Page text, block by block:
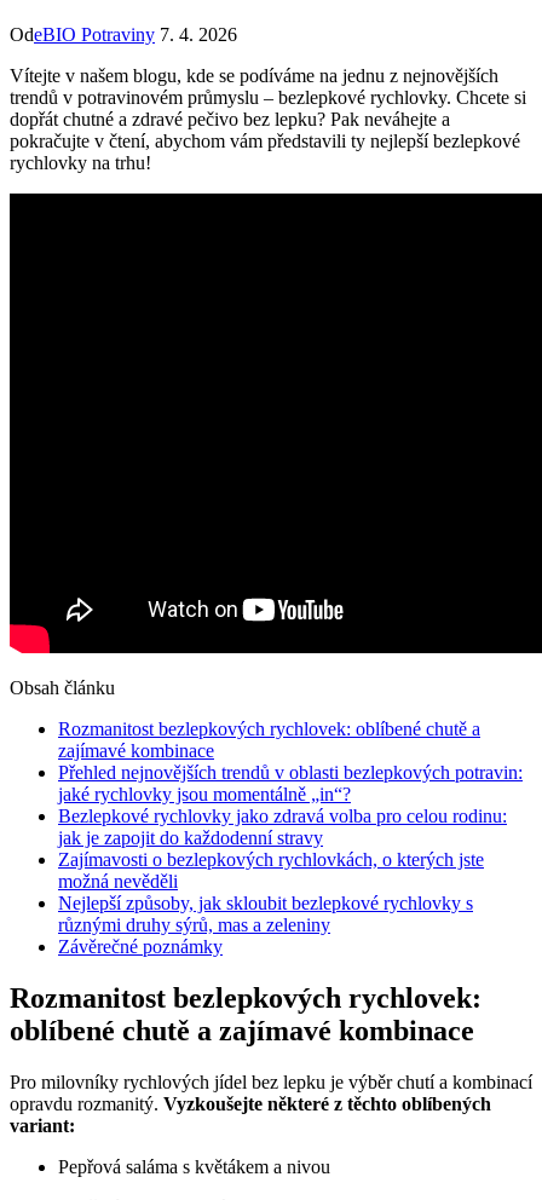
OdeBIO Potraviny 7. 4. 2026
Vítejte v našem blogu, kde se podíváme na jednu z nejnovějších
trendů v potravinovém průmyslu – bezlepkové rychlovky. Chcete si
dopřát chutné a zdravé pečivo bez lepku? Pak neváhejte a
pokračujte v čtení, abychom vám představili ty nejlepší bezlepkové
rychlovky na trhu!
Obsah článku
Rozmanitost bezlepkových rychlovek: oblíbené chutě a
zajímavé kombinace
Přehled nejnovějších trendů v oblasti bezlepkových potravin:
jaké rychlovky jsou momentálně „in“?
Bezlepkové rychlovky jako zdravá volba pro celou rodinu:
jak je zapojit do každodenní stravy
Zajímavosti o bezlepkových rychlovkách, o kterých jste
možná nevěděli
Nejlepší způsoby, jak skloubit bezlepkové rychlovky s
různými druhy sýrů, mas a zeleniny
Závěrečné poznámky
Rozmanitost bezlepkových rychlovek:
oblíbené chutě a zajímavé kombinace
Pro milovníky rychlových jídel bez lepku je výběr chutí a kombinací
opravdu rozmanitý. Vyzkoušejte některé z těchto oblíbených
variant:
Pepřová saláma s květákem a nivou